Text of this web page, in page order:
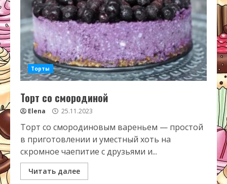
Торты
Торт со смородиной
Elena 25.11.2023
Торт со смородиновым вареньем — простой
в приготовлении и уместный хоть на
скромное чаепитие с друзьями и...
Читать далее